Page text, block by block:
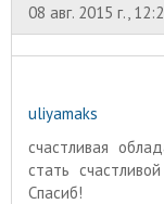
08 авг. 2015 г.,
uliyamaks
счастливая
стать
Спасиб!